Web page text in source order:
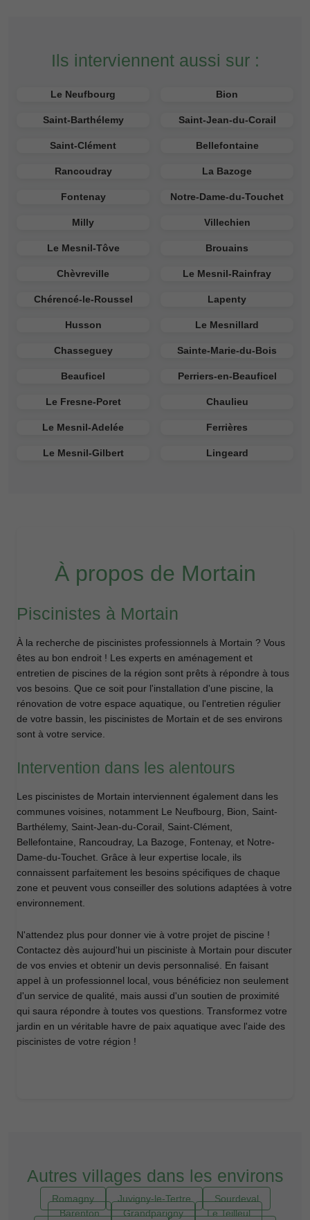
Ils interviennent aussi sur :
Le Neufbourg Bion
Saint-Barthélemy Saint-Jean-du-Corail
Saint-Clément Bellefontaine
Rancoudray La Bazoge
Fontenay Notre-Dame-du-Touchet
Milly Villechien
Le Mesnil-Tôve Brouains
Chèvreville Le Mesnil-Rainfray
Chérencé-le-Roussel Lapenty
Husson Le Mesnillard
Chasseguey Sainte-Marie-du-Bois
Beauficel Perriers-en-Beauficel
Le Fresne-Poret Chaulieu
Le Mesnil-Adelée Ferrières
Le Mesnil-Gilbert Lingeard
À propos de Mortain
Piscinistes à Mortain
À la recherche de piscinistes professionnels à Mortain ? Vous
êtes au bon endroit ! Les experts en aménagement et
entretien de piscines de la région sont prêts à répondre à tous
vos besoins. Que ce soit pour l'installation d'une piscine, la
rénovation de votre espace aquatique, ou l'entretien régulier
de votre bassin, les piscinistes de Mortain et de ses environs
sont à votre service.
Intervention dans les alentours
Les piscinistes de Mortain interviennent également dans les
communes voisines, notamment Le Neufbourg, Bion, Saint-
Barthélemy, Saint-Jean-du-Corail, Saint-Clément,
Bellefontaine, Rancoudray, La Bazoge, Fontenay, et Notre-
Dame-du-Touchet. Grâce à leur expertise locale, ils
connaissent parfaitement les besoins spécifiques de chaque
zone et peuvent vous conseiller des solutions adaptées à votre
environnement.
N'attendez plus pour donner vie à votre projet de piscine !
Contactez dès aujourd'hui un pisciniste à Mortain pour discuter
de vos envies et obtenir un devis personnalisé. En faisant
appel à un professionnel local, vous bénéficiez non seulement
d'un service de qualité, mais aussi d'un soutien de proximité
qui saura répondre à toutes vos questions. Transformez votre
jardin en un véritable havre de paix aquatique avec l'aide des
piscinistes de votre région !
Autres villages dans les environs
Romagny Juvigny-le-Tertre
Sourdeval
Barenton
Grandparigny Le Teilleul